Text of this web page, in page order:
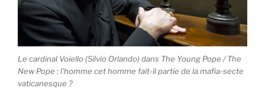
Le cardinal Voiello (Silvio Orlando) dans The Young Pope / The
New Pope : l’homme cet homme fait-il partie de la mafia-secte
vaticanesque ?